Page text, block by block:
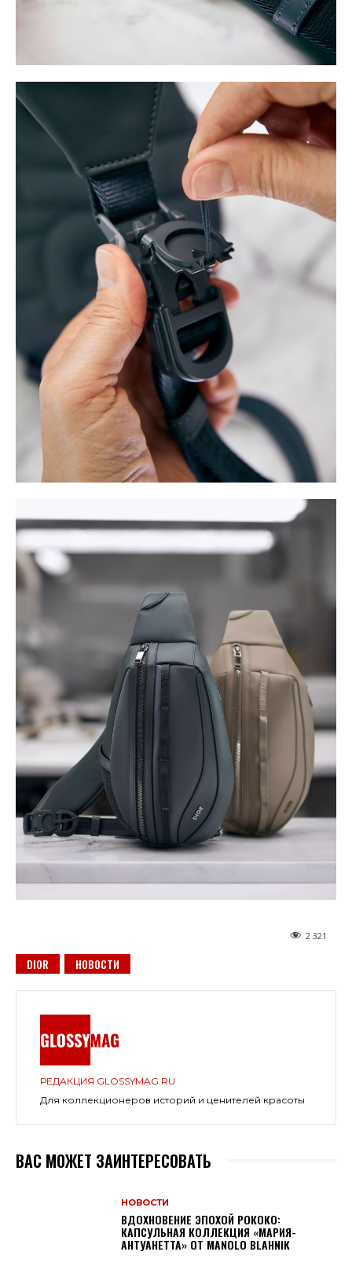
2 321
DIOR НОВОСТИ
РЕДАКЦИЯ GLOSSYMAG.RU
Для коллекционеров историй и ценителей красоты
ВАС МОЖЕТ ЗАИНТЕРЕСОВАТЬ
НОВОСТИ
ВДОХНОВЕНИЕ ЭПОХОЙ РОКОКО:
КАПСУЛЬНАЯ КОЛЛЕКЦИЯ «МАРИЯ-
АНТУАНЕТТА» ОТ MANOLO BLAHNIK